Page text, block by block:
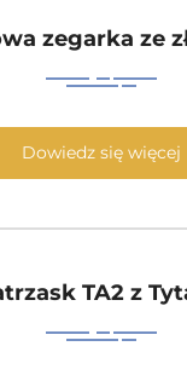
zegarka ze
Dowiedz się więcej
TA2 z